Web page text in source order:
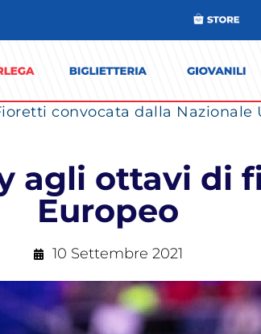
convocata dalla Nazionale
agli ottavi di
Europeo
10 Settembre 2021